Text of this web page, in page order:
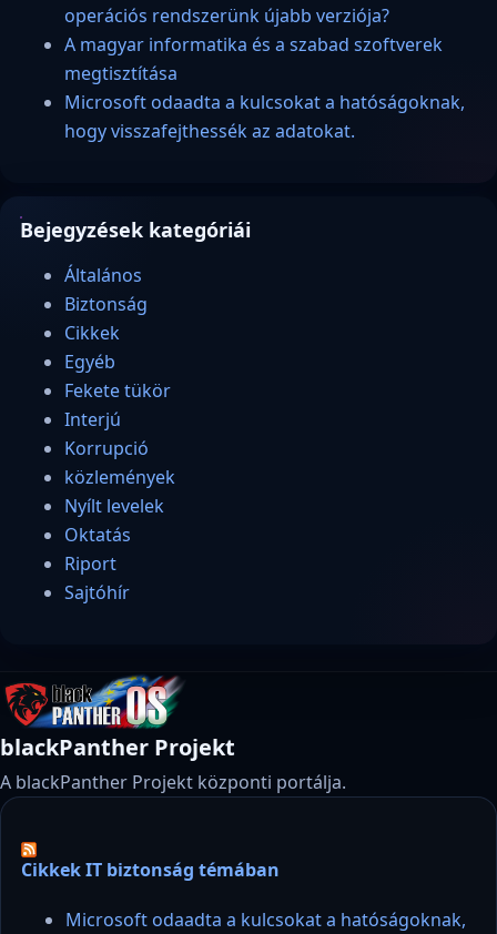
operációs rendszerünk újabb verziója?
A magyar informatika és a szabad szoftverek
megtisztítása
Microsoft odaadta a kulcsokat a hatóságoknak,
hogy visszafejthessék az adatokat.
Bejegyzések kategóriái
Általános
Biztonság
Cikkek
Egyéb
Fekete tükör
Interjú
Korrupció
közlemények
Nyílt levelek
Oktatás
Riport
Sajtóhír
blackPanther Projekt
A blackPanther Projekt központi portálja.
Cikkek IT biztonság témában
Microsoft odaadta a kulcsokat a hatóságoknak,